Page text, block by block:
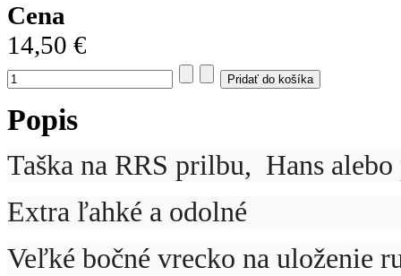
Cena
14,50 €
Popis
Taška na RRS prilbu, Hans
Extra ľahké a odolné
Veľké bočné vrecko na uloženie